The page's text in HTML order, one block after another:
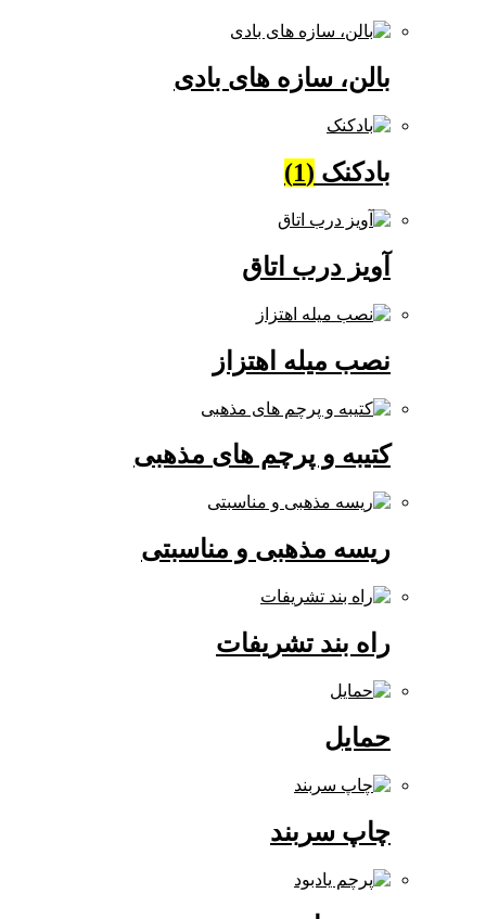
بالن، سازه های بادی
آویز درب اتاق
نصب میله اهتزاز
کتیبه و پرچم های مذهبی
ریسه مذهبی و مناسبتی
راه بند تشریفات
چاپ سربند